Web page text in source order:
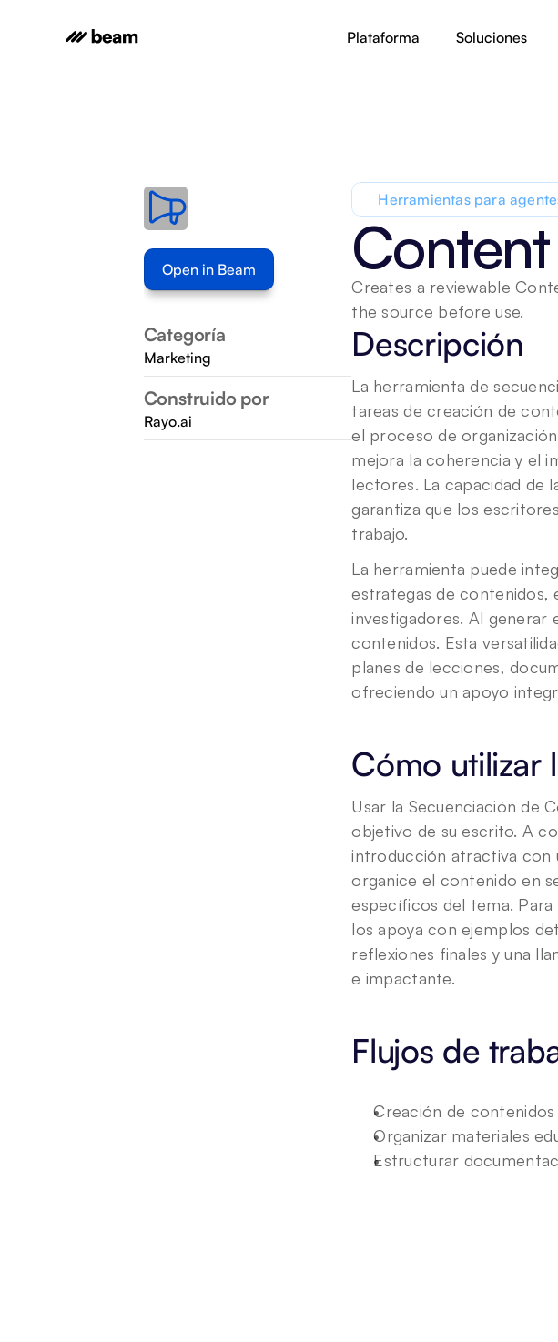
Plataforma Soluciones
Open in Beam
Categoría
Marketing
Construido por
Rayo.ai
Herramientas para
Creates a reviewable
the source before use.
Descripción
La herramienta de
tareas de creación de
el proceso de
mejora la coherencia y el
lectores. La capacidad de
garantiza que los
trabajo.
La herramienta puede
estrategas de contenidos,
investigadores. Al generar
contenidos. Esta
planes de lecciones,
ofreciendo un apoyo
Cómo utilizar
Usar la Secuenciación de
objetivo de su escrito. A
introducción atractiva con
organice el contenido en
específicos del tema.
los apoya con ejemplos
reflexiones finales y una
e impactante.
Flujos de
Creación de
Organizar materiales
Estructurar